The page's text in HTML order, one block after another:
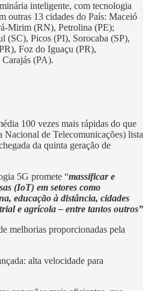
inteligente, com tecnologia
outras 13 cidades do País: Maceió
Mirim (RN), Petrolina (PE);
(SC), Picos (PI), Sorocaba (SP),
Foz do Iguaçu (PR),
Carajás (PA).
100 vezes mais rápidas do que
Nacional de Telecomunicações) lista
da quinta geração de
5G promete “massificar e
(IoT) em setores como
educação à distância, cidades
e agrícola – entre tantos outros”
melhorias proporcionadas pela
alta velocidade para